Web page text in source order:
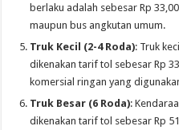
berlaku adalah sebesar Rp
maupun bus angkutan umum.
Truk Kecil (2-4 Roda): Truk
dikenakan tarif tol sebesar Rp
komersial ringan yang
Truk Besar (6 Roda):
dikenakan tarif tol sebesar Rp